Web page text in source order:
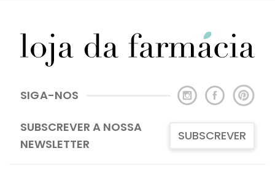
SIGA-NOS
SUBSCREVER A NOSSA
NEWSLETTER
SUBSCREVER